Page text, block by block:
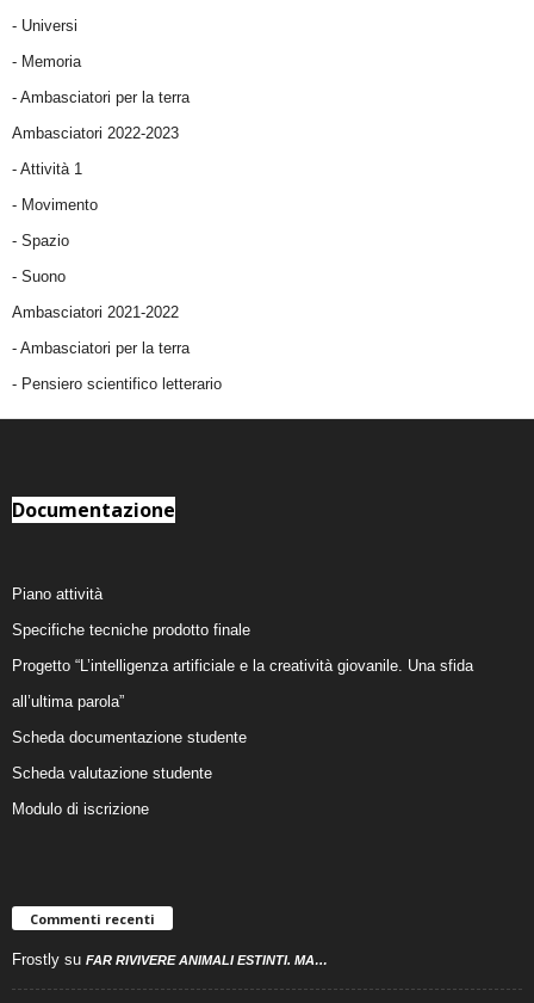
- Universi
- Memoria
- Ambasciatori per la terra
Ambasciatori 2022-2023
- Attività 1
- Movimento
- Spazio
- Suono
Ambasciatori 2021-2022
- Ambasciatori per la terra
- Pensiero scientifico letterario
Documentazione
Piano attività
Specifiche tecniche prodotto finale
Progetto “L’intelligenza artificiale e la creatività giovanile. Una sfida
all’ultima parola”
Scheda documentazione studente
Scheda valutazione studente
Modulo di iscrizione
Commenti recenti
Frostly su FAR RIVIVERE ANIMALI ESTINTI. MA…